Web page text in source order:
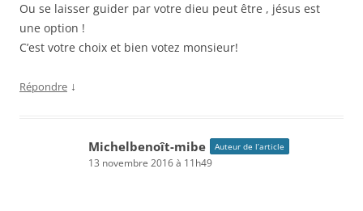
Ou se laisser guider par votre dieu peut être , jésus est
une option !
C’est votre choix et bien votez monsieur!
Répondre ↓
Michelbenoît-mibe Auteur de l’article
13 novembre 2016 à 11h49